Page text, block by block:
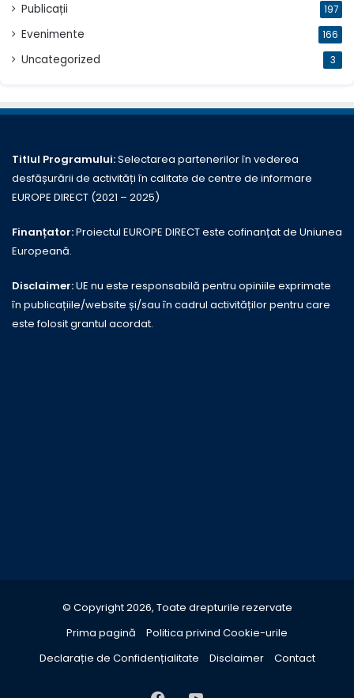
Publicații 197
Evenimente 166
Uncategorized 3
Titlul Programului:Selectarea partenerilor în vederea
desfășurării de activități în calitate de centre de informare
EUROPE DIRECT (2021 – 2025)
Finanțator:Proiectul EUROPE DIRECT este cofinanțat de Uniunea
Europeană.
Disclaimer:UE nu este responsabilă pentru opiniile exprimate
în publicațiile/website și/sau în cadrul activităților pentru care
este folosit grantul acordat.
© Copyright 2026, Toate drepturile rezervate
Prima pagină
Politica privind Cookie-urile
Declarație de Confidențialitate
Disclaimer Contact